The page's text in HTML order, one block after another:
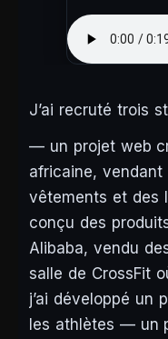
J’ai recruté trois
— un projet web
africaine, vendant
vêtements et des
conçu des
Alibaba, vendu
salle de CrossFit
j’ai développé un
les athlètes — un